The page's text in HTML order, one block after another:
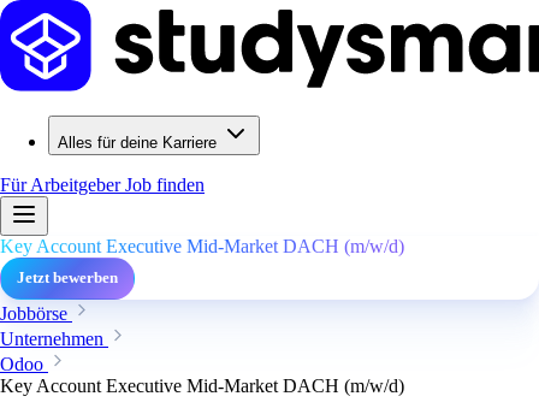
Alles für deine Karriere
Für ArbeitgeberJob finden
Key Account Executive Mid-Market DACH (m/w/d)
Jetzt bewerben
Jobbörse
Unternehmen
Odoo
Key Account Executive Mid-Market DACH (m/w/d)